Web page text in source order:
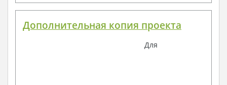
Дополнительная копия проекта
Для